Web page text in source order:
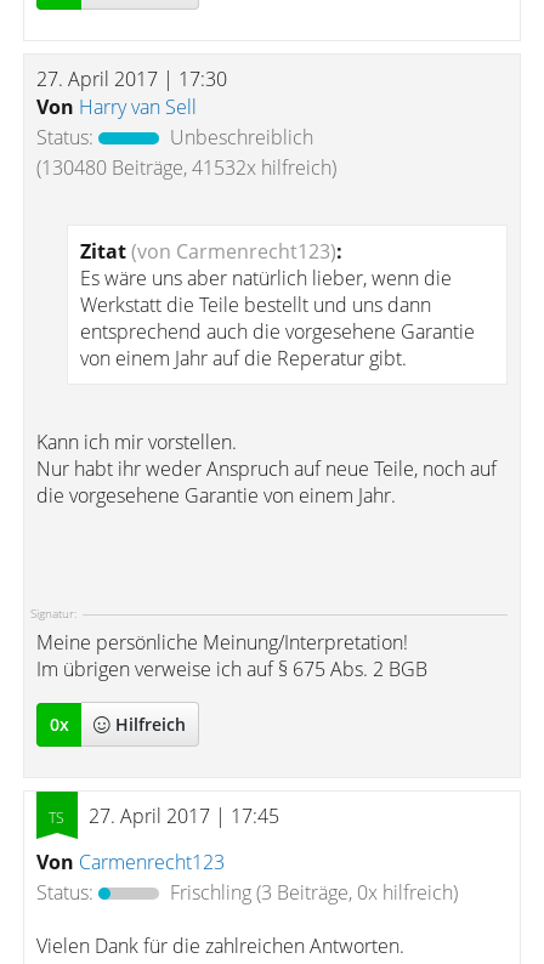
27. April 2017 | 17:30
Von Harry van Sell
Status:
Unbeschreiblich
(130480 Beiträge, 41532x hilfreich)
Zitat(von Carmenrecht123):
Es wäre uns aber natürlich lieber, wenn die
Werkstatt die Teile bestellt und uns dann
entsprechend auch die vorgesehene Garantie
von einem Jahr auf die Reperatur gibt.
Kann ich mir vorstellen.
Nur habt ihr weder Anspruch auf neue Teile, noch auf
die vorgesehene Garantie von einem Jahr.
Signatur:
Meine persönliche Meinung/Interpretation!
Im übrigen verweise ich auf § 675 Abs. 2 BGB
0x Hilfreich
27. April 2017 | 17:45
Von Carmenrecht123
Status:
Frischling(3 Beiträge, 0x hilfreich)
Vielen Dank für die zahlreichen Antworten.